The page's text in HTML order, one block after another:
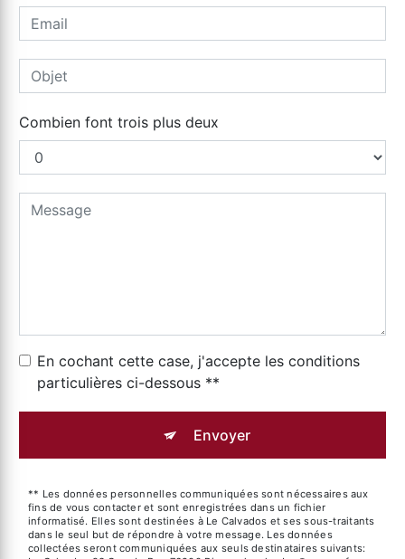
Combien font trois plus deux
En cochant cette case, j'accepte les conditions
particulières ci-dessous **
Envoyer
** Les données personnelles communiquées sont nécessaires aux
fins de vous contacter et sont enregistrées dans un fichier
informatisé. Elles sont destinées à Le Calvados et ses sous-traitants
dans le seul but de répondre à votre message. Les données
collectées seront communiquées aux seuls destinataires suivants: